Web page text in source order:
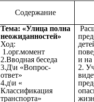
Содержание
Тема: «Улица полна
неожиданностей»
Ход:
1.орг.момент
2.Вводная беседа
3.Д\и «Вопрос-
ответ»
4.д\и «
Классификация
транспорта»
и на
2.